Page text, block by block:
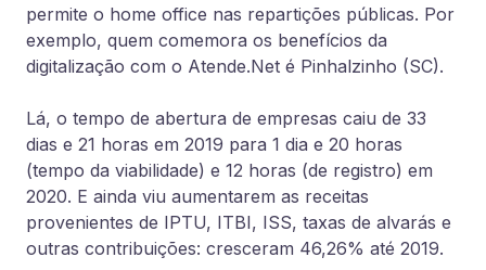
permite o home office nas repartições públicas. Por
exemplo, quem comemora os benefícios da
digitalização com o Atende.Net é Pinhalzinho (SC).
Lá, o tempo de abertura de empresas caiu de 33
dias e 21 horas em 2019 para 1 dia e 20 horas
(tempo da viabilidade) e 12 horas (de registro) em
2020. E ainda viu aumentarem as receitas
provenientes de IPTU, ITBI, ISS, taxas de alvarás e
outras contribuições: cresceram 46,26% até 2019.